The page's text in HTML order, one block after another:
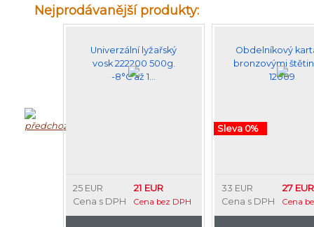
Nejprodávanější produkty:
Univerzální lyžařský
vosk 222200 500g.
-8°C až 1…
25 EUR
Cena s DPH
21 EUR
Cena bez DPH
Obdelníkový
bronzovými
12009
Sleva 0%
33 EUR
Cena s DPH
27 EUR
Cena